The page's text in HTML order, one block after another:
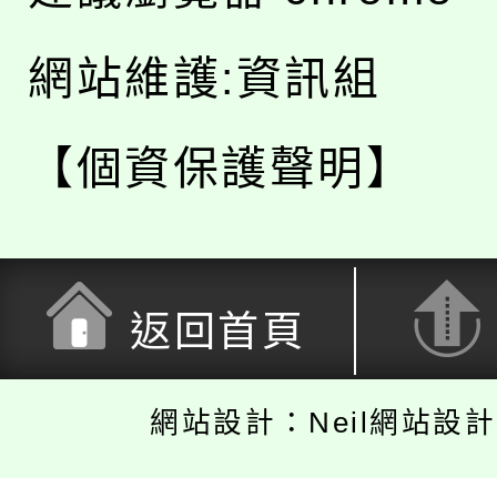
網站維護:資訊組
【個資保護聲明】
返回首頁
網站設計：Neil網站設